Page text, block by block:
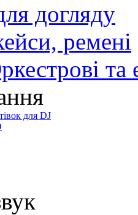
догляду
ремені
та
для DJ